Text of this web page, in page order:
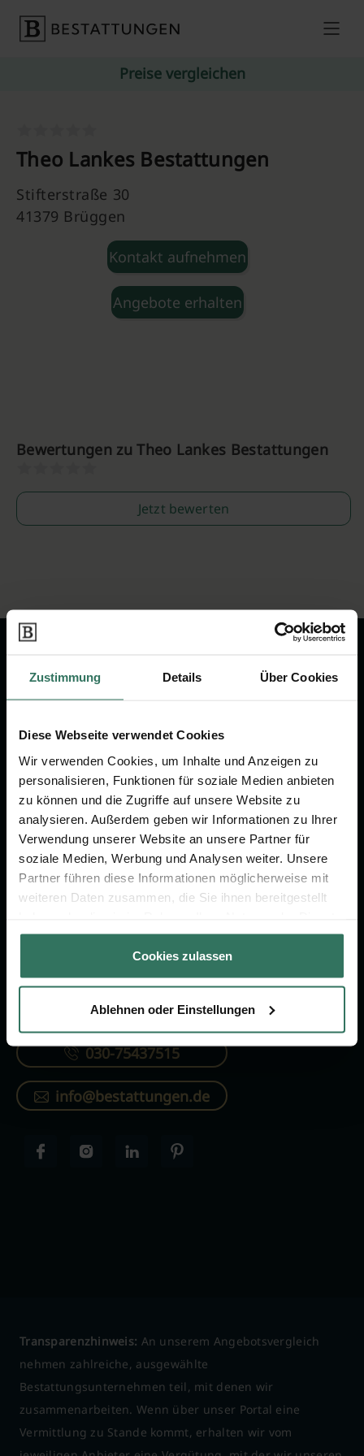
Zustimmung Details Über Cookies
Diese Webseite verwendet Cookies
Wir verwenden Cookies, um Inhalte und Anzeigen zu
personalisieren, Funktionen für soziale Medien anbieten
zu können und die Zugriffe auf unsere Website zu
analysieren. Außerdem geben wir Informationen zu Ihrer
Verwendung unserer Website an unsere Partner für
soziale Medien, Werbung und Analysen weiter. Unsere
Partner führen diese Informationen möglicherweise mit
weiteren Daten zusammen, die Sie ihnen bereitgestellt
gesammelt haben.
Cookies zulassen
Ablehnen oder Einstellungen
Preise vergleichen
Theo Lankes Bestattungen
Stifterstraße 30
41379 Brüggen
Kontakt aufnehmen
Angebote erhalten
Bewertungen zu Theo Lankes Bestattungen
Jetzt bewerten
Wir sind Ihr Ansprechpartner rund
Vorsorge.
Jetzt beraten lassen
FÜR SIE
Vergleich
Verzeichnis
FÜR BESTATTER
Online-Portal
KONTAKTIEREN SIE UNS
030-75437515
info@bestattungen.de
Transparenzhinweis: An unserem Angebotsvergleich
nehmen zahlreiche, ausgewählte
Bestattungsunternehmen teil, mit denen wir
zusammenarbeiten. Wenn über unser Portal eine
Vermittlung zu Stande kommt, erhalten wir vom